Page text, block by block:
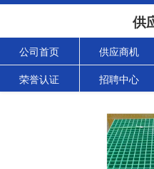
供
公司首页 供应商机
荣誉认证 招聘中心